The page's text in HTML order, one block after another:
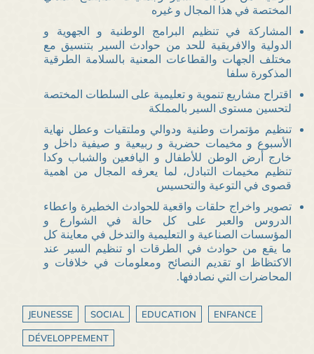
المختصة في هذا المجال و غيره
المشاركة في تنظيم البرامج الوطنية و الجهوية و
الدولية والافريقية للحد من حوادث السير بتنسيق مع
مختلف الجهات والقطاعات المعنية بالسلامة الطرقية
المذكورة سلفا
اقتراح مشاريع تنموية و تعليمية على السلطات المختصة
لتحسين مستوى السير بالمملكة
تنظيم مؤتمرات وطنية ودوالي وملتقيات وعطل نهاية
الأسبوع و مخيمات حضرية و ربيعية و صيفية داخل و
خارج أرض الوطن للأطفال و اليافعين والشباب وكدا
تنظيم مخيمات التبادل، لما يعرفه المجال من اهمية
قصوى في التوعية والتحسيس
تصوير واخراج حلقات واقعية للحوادث الخطيرة واعطاء
الدروس والعبر على كل حالة في الشوارع و
المؤسسات الصناعية و التعليمية والتدخل في معاينة كل
ما يقع من حوادث في الطرقات او تنظيم السير عند
الاكتظاظ او تقديم النصائح ومعلومات في خلافات و
المحاضرات التي نصادفها.
JEUNESSE SOCIAL EDUCATION ENFANCE
DÉVELOPPEMENT